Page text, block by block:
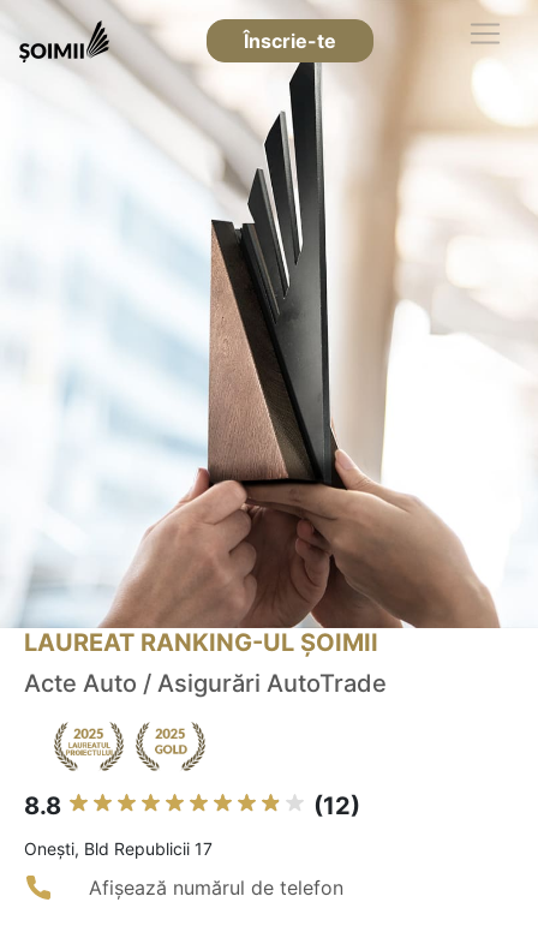
Înscrie-te
LAUREAT RANKING-UL ȘOIMII
Acte Auto / Asigurări AutoTrade
8.8 (12)
Oneşti, Bld Republicii 17
Afișează numărul de telefon